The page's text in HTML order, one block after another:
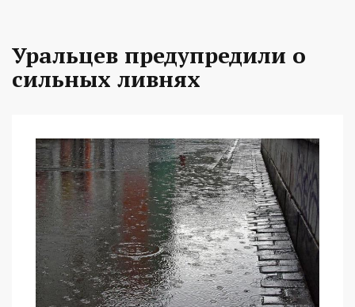
Уральцев предупредили о
сильных ливнях